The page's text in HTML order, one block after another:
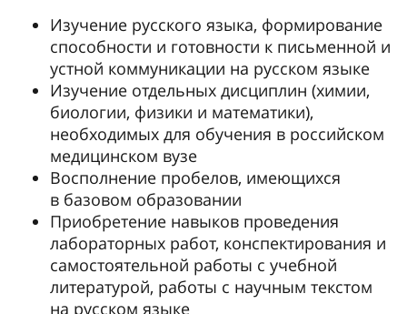
Изучение русского языка, формирование
способности и готовности к письменной и
устной коммуникации на русском языке
Изучение отдельных дисциплин (химии,
биологии, физики и математики),
необходимых для обучения в российском
медицинском вузе
Восполнение пробелов, имеющихся
в базовом образовании
Приобретение навыков проведения
лабораторных работ, конспектирования и
самостоятельной работы с учебной
литературой, работы с научным текстом
на русском языке